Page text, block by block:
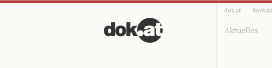
dok.at
Aktuelles